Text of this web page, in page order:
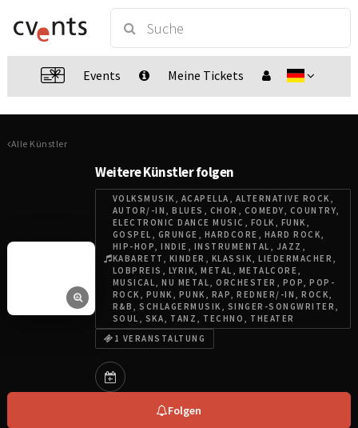
Events Meine Tickets
Alle Künstler
Weitere Künstler folgen
VOLKSMUSIK, ACAPELLA, ALTERNATIVE ROCK,
AUTOR/-IN, BLUES, CHOR, COMEDY, COUNTRY,
ELECTRONIC DANCE MUSIC, FOLK, FUNK,
GOSPEL, GRUNGE, HARDCORE, HARD ROCK,
HIP-HOP, INDIE, INSTRUMENTAL, JAZZ,
KABARETT, KINDER, KLASSIK, LIEDERMACHER,
LOBPREIS, LYRIK, METAL, METALCORE,
MUSICAL, NU METAL, ORCHESTER, POP, POP-
ROCK, PUNK, PUNK, RAP, REDNER/-IN, ROCK,
R&B, SCHLAGERMUSIK, SINGER-SONGWRITER,
SOUL, SKA, TANZ, TECHNO, THEATER
1 VERANSTALTUNG
Folgen